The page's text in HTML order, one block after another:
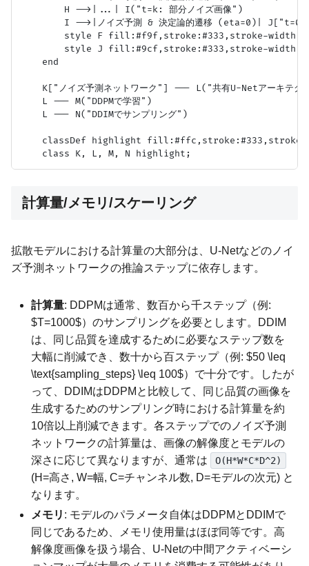
        H -->|...| I("t=k: 部分ノイズ画像")
I -->|ノイズ予測 & 決定論的遷移 (eta=0)| J["t=0:
style F fill:#f9f,stroke:#333,stroke-
style J fill:#9cf,stroke:#333,stroke-
    end
K["ノイズ予測ネットワーク"] --- L("共有U-Netアーキテク
    L --- M("DDPMで学習")
    L --- N("DDIMでサンプリング")
classDef highlight
計算量/メモリ/スケーリング
拡散モデルにおける計算量の大部分は、U-Netなどのノイ
ズ予測ネットワークの推論ステップに依存します。
計算量: DDPMは通常、数百から千ステップ（例:
$T=1000$）のサンプリングを必要とします。DDIM
は、同じ品質を達成するために必要なステップ数を
大幅に削減でき、数十から百ステップ（例: $50 \leq
\text{sampling_steps} \leq 100$）で十分です。したが
って、DDIMはDDPMと比較して、同じ品質の画像を
生成するためのサンプリング時における計算量を約
10倍以上削減できます。各ステップでのノイズ予測
ネットワークの計算量は、画像の解像度とモデルの
深さに応じて異なりますが、通常は
O(H*W*C*D^2)
(H=高さ, W=幅, C=チャンネル数, D=モデルの次元) と
なります。
メモリ : モデルのパラメータ自体はDDPMとDDIMで
同じであるため、メモリ使用量はほぼ同等です。高
解像度画像を扱う場合、U-Netの中間アクティベーシ